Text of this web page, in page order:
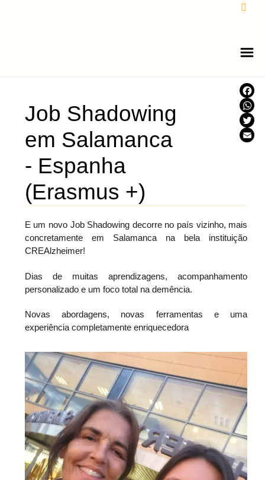
Job Shadowing
em Salamanca
- Espanha
(Erasmus +)
E um novo Job Shadowing decorre no país vizinho, mais
concretamente em Salamanca na bela instituição
CREAlzheimer!
Dias de muitas aprendizagens, acompanhamento
personalizado e um foco total na demência.
Novas abordagens, novas ferramentas e uma
experiência completamente enriquecedora